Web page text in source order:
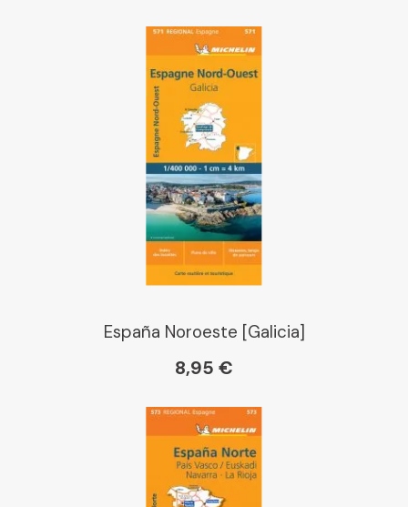
España Noroeste [Galicia]
8,95 €